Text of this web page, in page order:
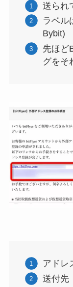
送られ
ラベル
Bybit)
先ほど
グをそ
アドレ
送付先